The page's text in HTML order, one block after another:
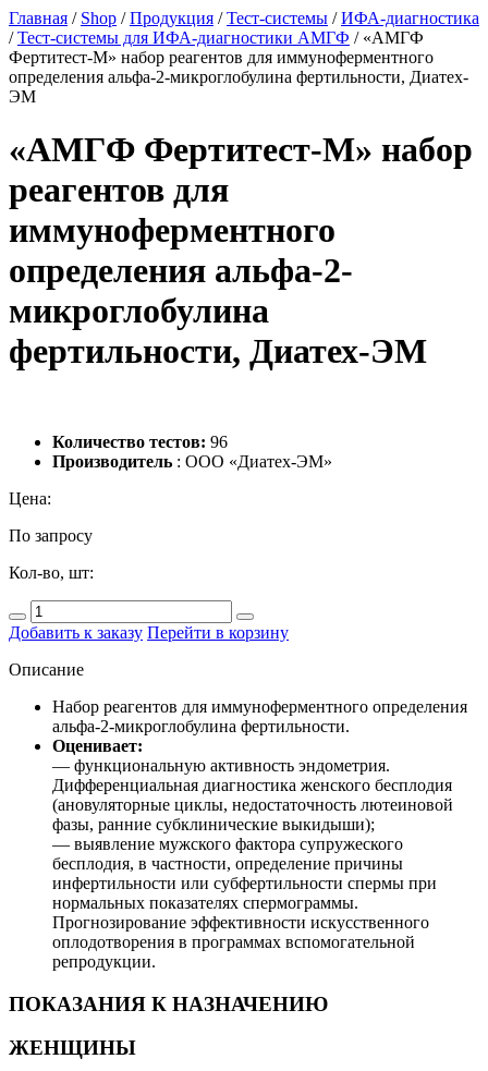
Главная / Shop /Продукция /Тест-системы /ИФА-диагностика
/Тест-системы для ИФА-диагностики АМГФ / «АМГФ
Фертитест-М» набор реагентов для иммуноферментного
определения альфа-2-микроглобулина фертильности, Диатех-
ЭМ
«АМГФ Фертитест-М» набор
реагентов для
иммуноферментного
определения альфа-2-
микроглобулина
фертильности, Диатех-ЭМ
Количество тестов: 96
Производитель : ООО «Диатех-ЭМ»
Цена:
По запросу
Кол-во, шт:
Добавить к заказу Перейти в корзину
Описание
Набор реагентов для иммуноферментного определения
альфа-2-микроглобулина фертильности.
Оценивает:
— функциональную активность эндометрия.
Дифференциальная диагностика женского бесплодия
(ановуляторные циклы, недостаточность лютеиновой
фазы, ранние субклинические выкидыши);
— выявление мужского фактора супружеского
бесплодия, в частности, определение причины
инфертильности или субфертильности спермы при
нормальных показателях спермограммы.
Прогнозирование эффективности искусственного
оплодотворения в программах вспомогательной
репродукции.
ПОКАЗАНИЯ К НАЗНАЧЕНИЮ
ЖЕНЩИНЫ